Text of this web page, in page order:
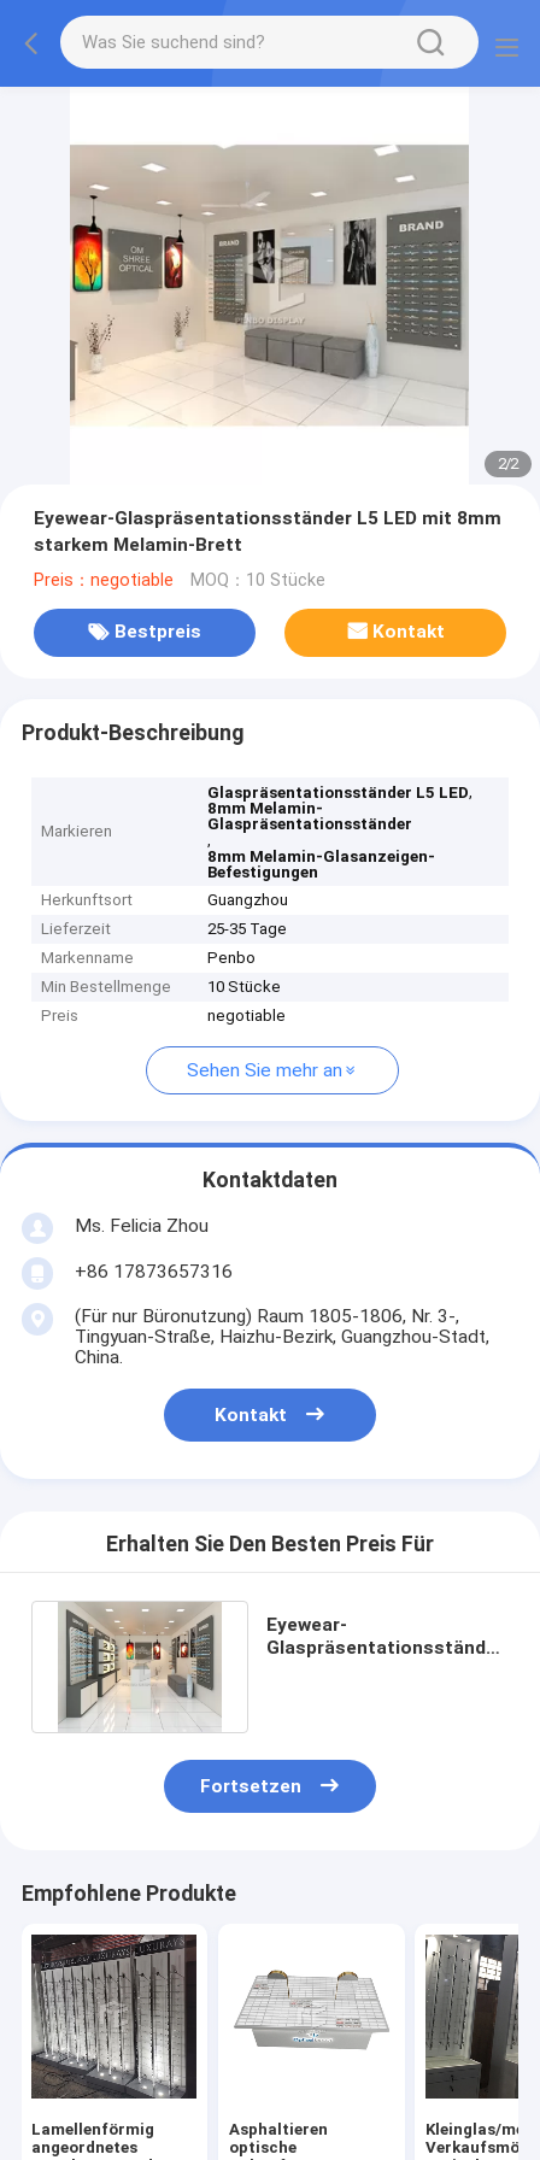
2/2
Eyewear-Glaspräsentationsständer L5 LED mit 8mm
starkem Melamin-Brett
Preis：negotiable MOQ：10 Stücke
Bestpreis Kontakt
Produkt-Beschreibung
Markieren
Glaspräsentationsständer L5 LED,
8mm Melamin-
Glaspräsentationsständer
,
8mm Melamin-Glasanzeigen-
Befestigungen
Herkunftsort
Guangzhou
Lieferzeit
25-35 Tage
Markenname
Penbo
Min Bestellmenge
10 Stücke
Preis
negotiable
Sehen Sie mehr an
Kontaktdaten
Ms. Felicia Zhou
+86 17873657316
(Für nur Büronutzung) Raum 1805-1806, Nr. 3-,
Tingyuan-Straße, Haizhu-Bezirk, Guangzhou-Stadt,
China.
Kontakt
Erhalten Sie Den Besten Preis Für
Eyewear-
Glaspräsentationsständer
Fortsetzen
Empfohlene Produkte
Lamellenförmig
angeordnetes
Asphaltieren
optische
Kleinglas/